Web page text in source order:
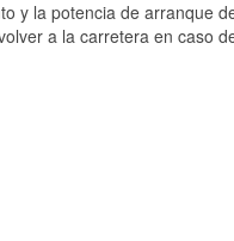
y la potencia de arranque
a la carretera en caso